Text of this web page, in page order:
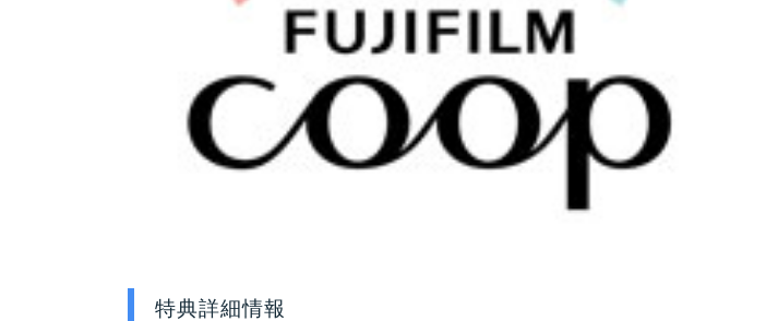
特典詳細情報